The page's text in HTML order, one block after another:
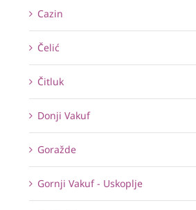
Cazin
Čelić
Čitluk
Donji Vakuf
Goražde
Gornji Vakuf - Uskoplje